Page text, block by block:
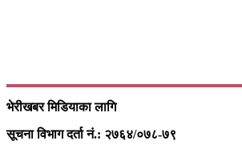
भेरीखबर मिडियाका लागि
सूचना विभाग दर्ता नं.: २७६४/०७८-७९